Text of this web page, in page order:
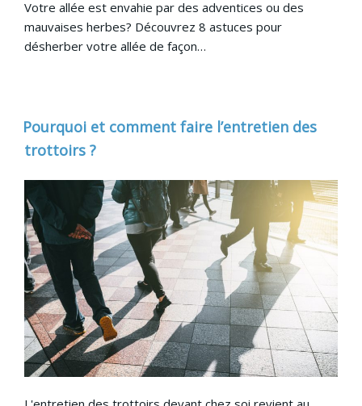
Votre allée est envahie par des adventices ou des
mauvaises herbes? Découvrez 8 astuces pour
désherber votre allée de façon…
Pourquoi et comment faire l’entretien des
trottoirs ?